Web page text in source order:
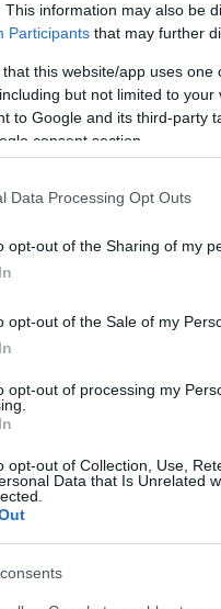
This information may also be
Participants that may further
that this website/app uses
but not limited to
to Google and its third-party
consent section.
Data Processing Opt Outs
opt-out of the Sharing of my
opt-out of the Sale of my
opt-out of processing my
opt-out of Collection, Use,
Data that Is Unrelated
των 300.000 που
οι Κινέζοι
τα
του Čukaru Πέκι.
της Σερβίας
απόγευμα της
την σερβική
τα συγχαρητήρια
στο ξενοδοχείο Μ,
της
εκ νέου στιγμές